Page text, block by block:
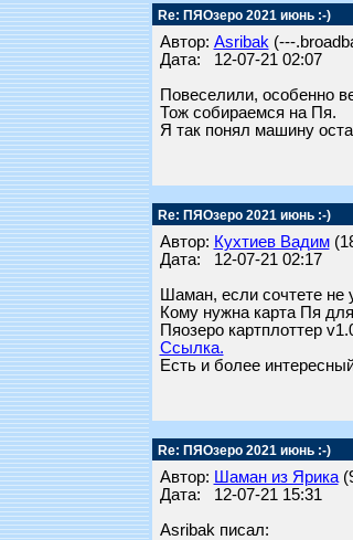
Re: ПЯОзеро 2021 июнь :-)
Автор: Asribak (---
Дата: 12-07-21 02:07
Повеселили, особенно
Тож собираемся на Пя.
Я так понял машину
Re: ПЯОзеро 2021 июнь :-)
Автор: Кухтиев Вадим
Дата: 12-07-21 02:17
Шаман, если сочтете не
Кому нужна карта Пя
Пяозеро картплоттер
Ссылка.
Есть и более
Re: ПЯОзеро 2021 июнь :-)
Автор: Шаман из Ярика
Дата: 12-07-21 15:31
Asribak писал: